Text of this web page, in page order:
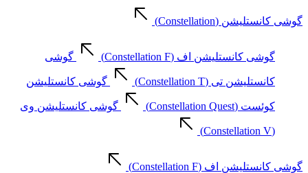
گوشی کانستلیشن (Constellation)
گوشی کانستلیشن اف (Constellation F) گوشی
کانستلیشن تی (Constellation T) گوشی کانستلیشن
کوئست (Constellation Quest) گوشی کانستلیشن وی
(Constellation V)
گوشی کانستلیشن اف (Constellation F)